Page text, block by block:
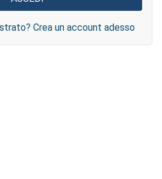
Crea un account adesso